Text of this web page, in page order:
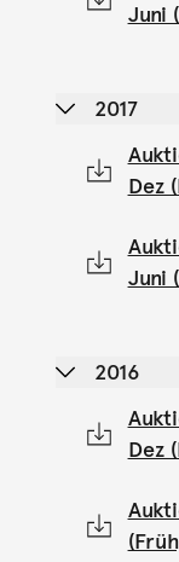
Juni
2017
Dez
Juni
2016
Dez